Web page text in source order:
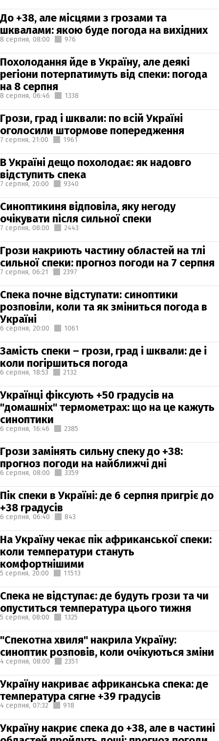
До +38, але місцями з грозами та
шквалами: якою буде погода на вихідних
8 серпня, 08:00 976
Похолодання йде в Україну, але деякі
регіони потерпатимуть від спеки: погода
на 8 серпня
8 серпня, 06:46 1338
Грози, град і шквали: по всій Україні
оголосили штормове попередження
7 серпня, 21:00 1961
В Україні дещо похолодає: як надовго
відступить спека
7 серпня, 20:00 9340
Синоптикиня відповіла, яку негоду
очікувати після сильної спеки
7 серпня, 08:00 2443
Грози накриють частину областей на тлі
сильної спеки: прогноз погоди на 7 серпня
7 серпня, 06:21 2397
Спека почне відступати: синоптики
розповіли, коли та як зміниться погода в
Україні
6 серпня, 20:00 1061
Замість спеки – грози, град і шквали: де і
коли погіршиться погода
6 серпня, 18:53 2132
Українці фіксують +50 градусів на
"домашніх" термометрах: що на це кажуть
синоптики
6 серпня, 16:46 2385
Грози замінять сильну спеку до +38:
прогноз погоди на найближчі дні
6 серпня, 08:00 3359
Пік спеки в Україні: де 6 серпня пригріє до
+38 градусів
6 серпня, 06:40 843
На Україну чекає пік африканської спеки:
коли температури стануть
комфортнішими
5 серпня, 20:00 11513
Спека не відступає: де будуть грози та чи
опуститься температура цього тижня
5 серпня, 08:00 1325
"Спекотна хвиля" накрила Україну:
синоптик розповів, коли очікуються зміни
4 серпня, 08:00 2351
Україну накриває африканська спека: де
температура сягне +39 градусів
4 серпня, 07:32 918
Україну накриє спека до +38, але в частині